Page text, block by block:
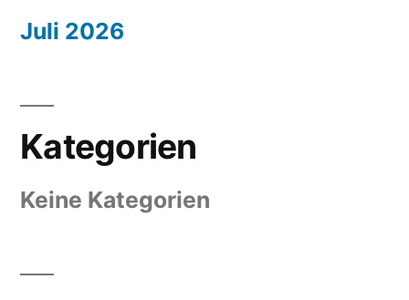
Juli 2026
Kategorien
Keine Kategorien